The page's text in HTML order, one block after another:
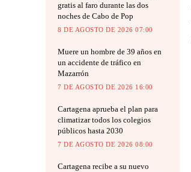
gratis al faro durante las dos
noches de Cabo de Pop
8 DE AGOSTO DE 2026 07:00
Muere un hombre de 39 años en
un accidente de tráfico en
Mazarrón
7 DE AGOSTO DE 2026 16:00
Cartagena aprueba el plan para
climatizar todos los colegios
públicos hasta 2030
7 DE AGOSTO DE 2026 08:00
Cartagena recibe a su nuevo